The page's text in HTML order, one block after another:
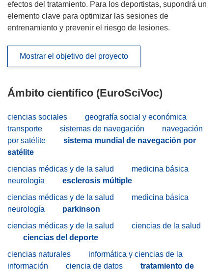
efectos del tratamiento. Para los deportistas, supondrá un
elemento clave para optimizar las sesiones de
entrenamiento y prevenir el riesgo de lesiones.
Mostrar el objetivo del proyecto
Ámbito científico (EuroSciVoc)
ciencias sociales
geografía social y económica
transporte
sistemas de navegación
navegación
por satélite
sistema mundial de navegación por
satélite
ciencias médicas y de la salud
medicina básica
neurología
esclerosis múltiple
ciencias médicas y de la salud
medicina básica
neurología
parkinson
ciencias médicas y de la salud
ciencias de la salud
ciencias del deporte
ciencias naturales
informática y ciencias de la
información
ciencia de datos
tratamiento de